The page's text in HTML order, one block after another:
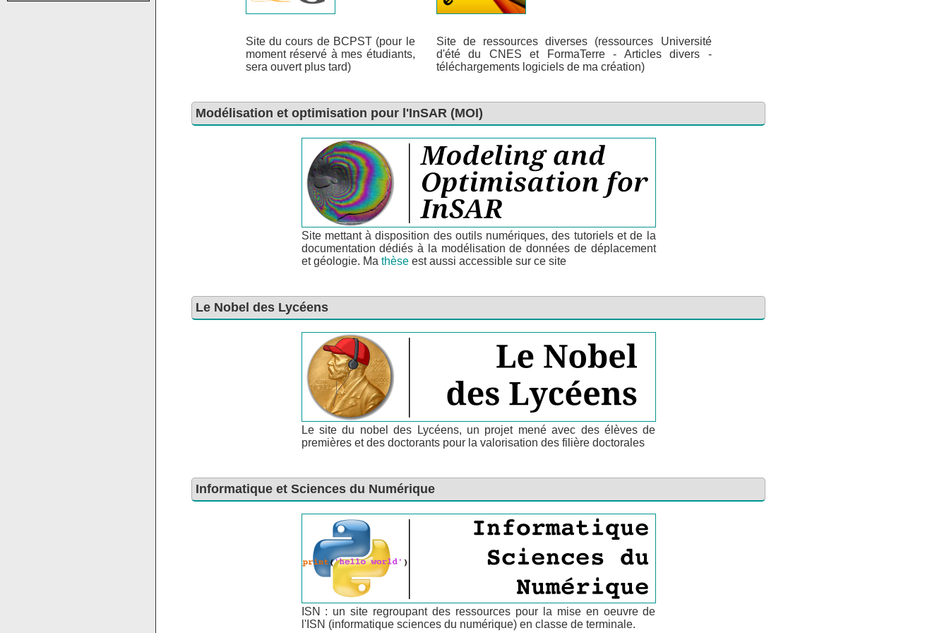
Site du cours de BCPST (pour le
moment réservé à mes étudiants,
sera ouvert plus tard)
Site de ressources diverses (ressources Université
d'été du CNES et FormaTerre - Articles divers -
téléchargements logiciels de ma création)
Modélisation et optimisation pour l'InSAR (MOI)
Site mettant à disposition des outils numériques, des tutoriels et de la
documentation dédiés à la modélisation de données de déplacement
et géologie. Ma thèse est aussi accessible sur ce site
Le Nobel des Lycéens
Le site du nobel des Lycéens, un projet mené avec des élèves de
premières et des doctorants pour la valorisation des filière doctorales
Informatique et Sciences du Numérique
ISN : un site regroupant des ressources pour la mise en oeuvre de
l'ISN (informatique sciences du numérique) en classe de terminale.